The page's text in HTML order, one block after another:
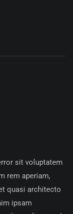
sit voluptatem
rem aperiam,
quasi architecto
ipsam